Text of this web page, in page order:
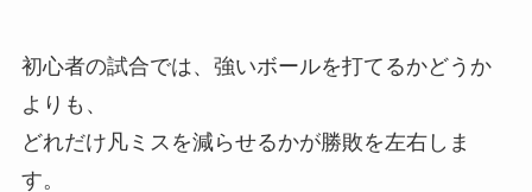
初心者の試合では、強いボールを打てるかどうか
よりも、
どれだけ凡ミスを減らせるかが勝敗を左右しま
す。